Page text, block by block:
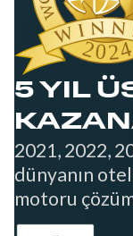
5 YIL
2021, 2022,
dünyanın
motoru